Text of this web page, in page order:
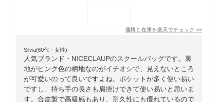
価格と在庫を楽天でチェック >>
Silvia(60代・女性)
人気ブランド・NICECLAUPのスクールバッグです。裏
地がピンク色の柄地なのがイチオシで、見えないところ
が可愛いのって良いですよね。ポケットが多く使い易い
ですし、持ち手の長さも肩掛けできて使い易いと思いま
す。合皮製で高級感もあり、耐久性にも優れているので